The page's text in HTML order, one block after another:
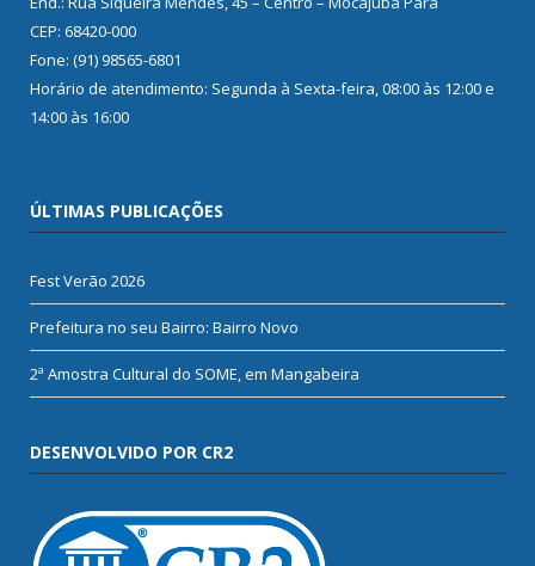
CEP: 68420-000
Fone: (91) 98565-6801
Horário de atendimento: Segunda à Sexta-feira, 08:00 às 12:00 e
14:00 às 16:00
ÚLTIMAS PUBLICAÇÕES
Fest Verão 2026
Prefeitura no seu Bairro: Bairro Novo
2ª Amostra Cultural do SOME, em Mangabeira
DESENVOLVIDO POR CR2